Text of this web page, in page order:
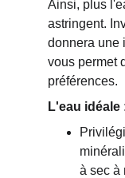
Ainsi, plus
astringent.
donnera une
vous permet
préférences.
L'eau idéale :
à sec à